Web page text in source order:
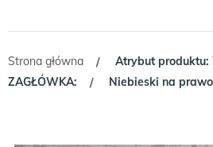
Strona główna /
Atrybut produktu:
ZAGŁÓWKA:
/ Niebieski na prawo